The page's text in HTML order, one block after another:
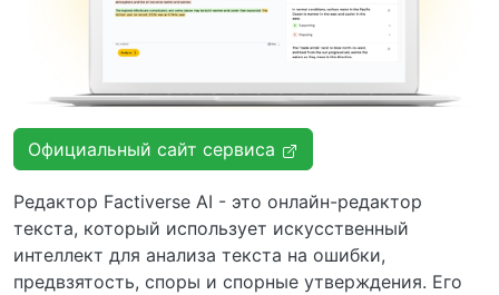
Официальный сайт сервиса
Редактор Factiverse AI - это онлайн-редактор
текста, который использует искусственный
интеллект для анализа текста на ошибки,
предвзятость, споры и спорные утверждения. Его